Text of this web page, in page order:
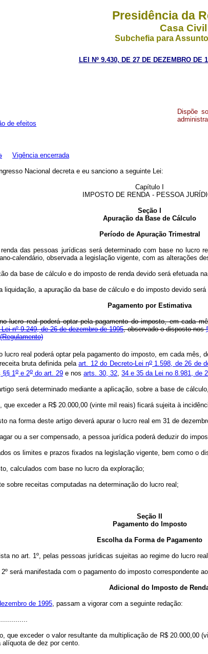
Presidência da
Casa Civil
Subchefia para
LEI Nº 9.430, DE 27 DE DEZEMBRO DE
de efeitos
Vigência encerrada
Dispõe
Nacional decreta e eu sanciono a seguinte Lei:
Capítulo I
IMPOSTO DE RENDA - PESSOA
Seção I
Apuração da Base de Cálculo
Período de Apuração Trimestral
das pessoas jurídicas será determinado com base no
calendário, observada a legislação vigente, com as alterações
da base de cálculo e do imposto de renda devido será efetuada
a apuração da base de cálculo e do imposto devido
Pagamento por Estimativa
lucro real poderá optar pela pagamento do imposto, em cada
nº 9.249, de 26 de dezembro de 1995, observado o disposto nos
(Regulamento)
real poderá optar pela pagamento do imposto, em cada mês,
bruta definida pelaart. 12 do Decreto-Lei no1.598, de 26 de
§§ 1 o e 2o do art. 29 e nos arts. 30, 32 34 e 35 da Lei no 8.981, de
será determinado mediante a aplicação, sobre a base de
exceder a R$ 20.000,00 (vinte mil reais) ficará sujeita à
na forma deste artigo deverá apurar o lucro real em 31 de
ou a ser compensado, a pessoa jurídica poderá deduzir do
os limites e prazos fixados na legislação vigente, bem como o
calculados com base no lucro da exploração;
sobre receitas computadas na determinação do lucro real;
Seção II
Pagamento do Imposto
Escolha da Forma de Pagamento
no art. 1º, pelas pessoas jurídicas sujeitas ao regime do lucro
será manifestada com o pagamento do imposto correspondente
Adicional do Imposto de
de 1995, passam a vigorar com a seguinte redação:
que exceder o valor resultante da multiplicação de R$
de dez por cento.